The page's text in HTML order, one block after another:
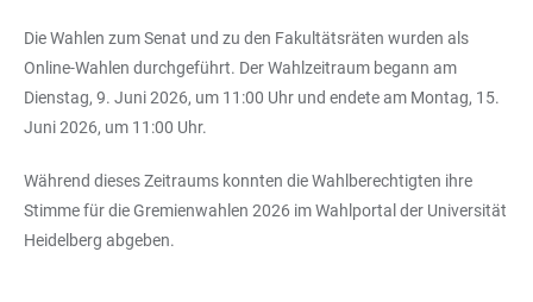
Die Wahlen zum Senat und zu den Fakultätsräten wurden als
Online-Wahlen durchgeführt. Der Wahlzeitraum begann am
Dienstag, 9. Juni 2026, um 11:00 Uhr und endete am Montag, 15.
Juni 2026, um 11:00 Uhr.
Während dieses Zeitraums konnten die Wahlberechtigten ihre
Stimme für die Gremienwahlen 2026 im Wahlportal der Universität
Heidelberg abgeben.